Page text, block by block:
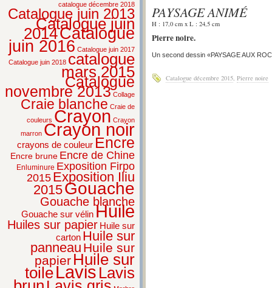
catalogue décembre 2018
Catalogue juin 2013
Catalogue juin
2014Catalogue
juin 2016 Catalogue juin 2017
Catalogue juin 2018 catalogue
mars 2015
Catalogue
novembre 2013 Collage
Craie blanche Craie de
couleurs Crayon Crayon
marron Crayon noir
crayons de couleur Encre
Encre brune Encre de Chine
Enluminure Exposition Firpo
2015 Exposition Iliu
2015Gouache
Gouache blanche
Gouache sur vélinHuile
Huiles sur papier Huile sur
carton Huile sur
panneau Huile sur
papier Huile sur
toileLavis Lavis
PAYSAGE ANIMÉ
H : 17,0 cm x L : 24,5 cm
Pierre noire.
Un second dessin «PAYSAGE AUX
Catalogue décembre 2015 Pierre noire